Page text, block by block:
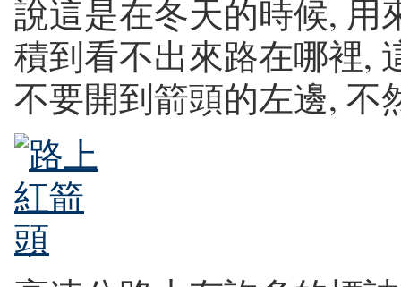
說這是在冬天的時候, 用
積到看不出來路在哪裡,
不要開到箭頭的左邊, 不